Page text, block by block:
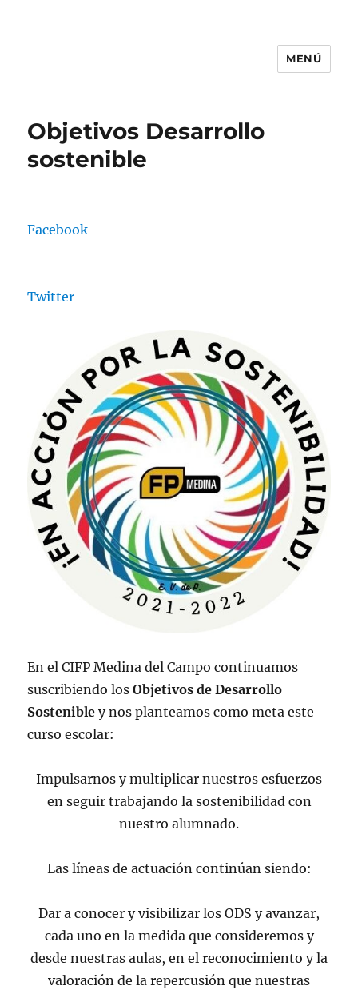
CIFP MEDINA DEL CAMPO
MENÚ
Objetivos Desarrollo
sostenible
Facebook
Twitter
En el CIFP Medina del Campo continuamos
suscribiendo losObjetivos de Desarrollo
Sostenible y nos planteamos como meta este
curso escolar:
Impulsarnos y multiplicar nuestros esfuerzos
en seguir trabajando la sostenibilidad con
nuestro alumnado.
Las líneas de actuación continúan siendo:
Dar a conocer y visibilizar los ODS y avanzar,
cada uno en la medida que consideremos y
desde nuestras aulas, en el reconocimiento y la
valoración de la repercusión que nuestras